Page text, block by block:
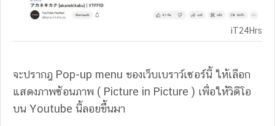
iT24Hrs
จะปรากฎ Pop-up menu ของเว็บเบราว์เซอร์นี้ ให้เลือก
แสดงภาพซ้อนภาพ ( Picture in Picture ) เพื่อให้วิดีโอ
บน Youtube นี้ลอยขึ้นมา